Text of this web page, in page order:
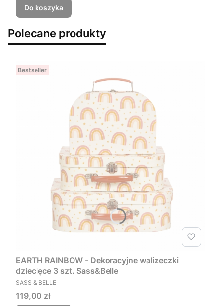
Do koszyka
Polecane produkty
Bestseller
EARTH RAINBOW - Dekoracyjne walizeczki
dziecięce 3 szt. Sass&Belle
PRODUCENT
SASS & BELLE
Cena
119,00 zł